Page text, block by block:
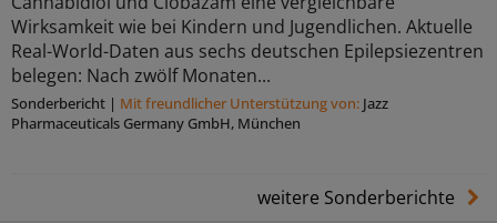
Wirksamkeit wie bei Kindern und Jugendlichen. Aktuelle
Real-World-Daten aus sechs deutschen Epilepsiezentren
belegen: Nach zwölf Monaten...
Sonderbericht | Mit freundlicher Unterstützung von: Jazz
Pharmaceuticals Germany GmbH, München
weitere Sonderberichte